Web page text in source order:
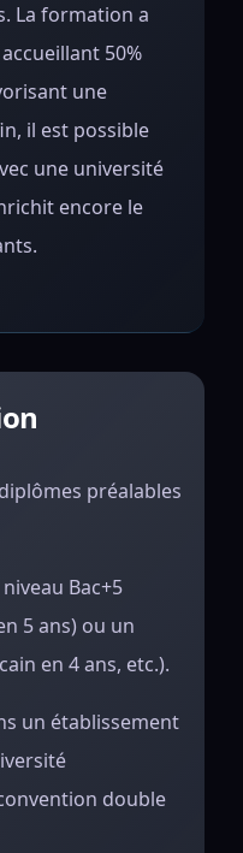
La formation a
50%
une
il est possible
une université
encore le
préalables
Bac+5
5 ans) ou un
en 4 ans, etc.).
un établissement
double